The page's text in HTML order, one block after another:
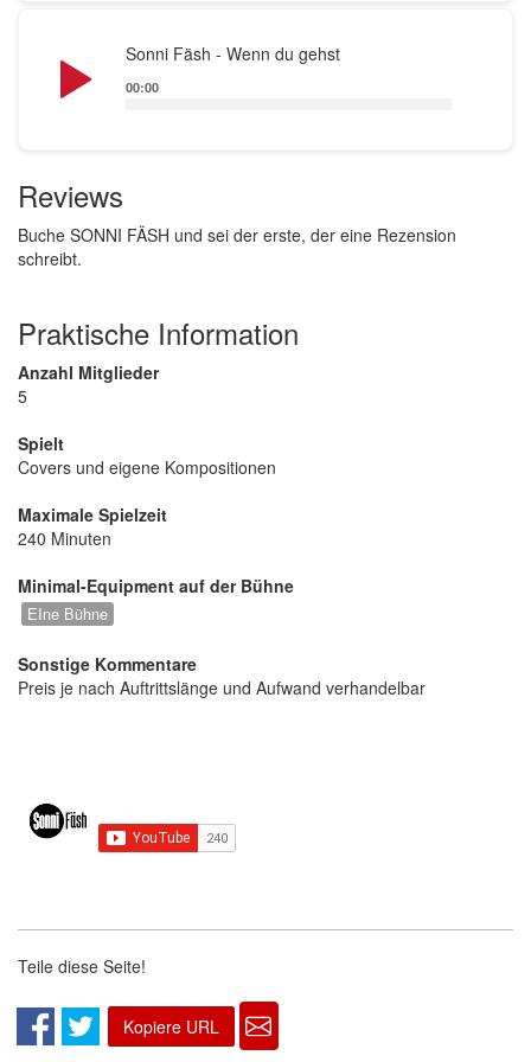
Sonni Fäsh - Wenn du gehst
Player
00:00
Reviews
Buche SONNI FÄSH und sei der erste, der eine Rezension
schreibt.
Praktische Information
Anzahl Mitglieder
5
Spielt
Covers und eigene Kompositionen
Maximale Spielzeit
240 Minuten
Minimal-Equipment auf der Bühne
EIne Bühne
Sonstige Kommentare
Preis je nach Auftrittslänge und Aufwand verhandelbar
Teile diese Seite!
Kopiere URL